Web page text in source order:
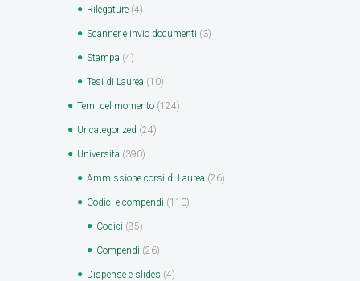
Rilegature (4)
Scanner e invio documenti (3)
Stampa (4)
Tesi di Laurea (10)
Temi del momento (124)
Uncategorized (24)
Università (390)
Ammissione corsi di Laurea (26)
Codici e compendi (110)
Codici (85)
Compendi (26)
Dispense e slides (4)